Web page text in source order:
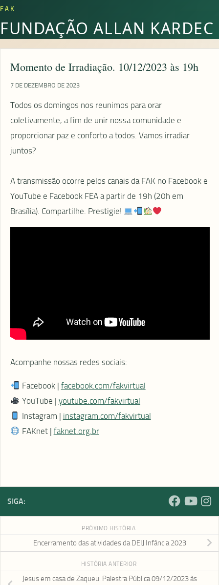
FAK
FUNDAÇÃO ALLAN KARDEC
Momento de Irradiação. 10/12/2023 às 19h
7 DE DEZEMBRO DE 2023
Todos os domingos nos reunimos para orar
coletivamente, a fim de unir nossa comunidade e
proporcionar paz e conforto a todos. Vamos irradiar
juntos?
A transmissão ocorre pelos canais da FAK no Facebook e
YouTube e Facebook FEA a partir de 19h (20h em
Brasília). Compartilhe. Prestigie!
Acompanhe nossas redes sociais:
Facebook | facebook.com/fakvirtual
YouTube | youtube.com/fakvirtual
Instagram | instagram.com/fakvirtual
FAKnet | faknet.org.br
SIGA:
PRÓXIMO HISTÓRIA
Encerramento das atividades da DEIJ Infância 2023
HISTÓRIA ANTERIOR
Jesus em casa de Zaqueu. Palestra Pública 09/12/2023 às